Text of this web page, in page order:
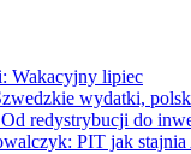
Wakacyjny lipiec
wydatki,
redystrybucji do
PIT jak stajnia